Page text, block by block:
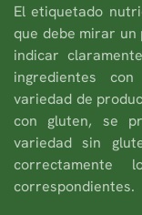
El etiquetado
que debe mirar un
indicar
ingredientes
variedad de
con gluten, se
variedad sin
correctamente
correspondientes.